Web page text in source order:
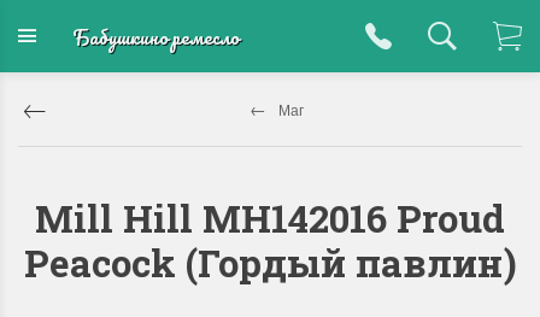
Бабушкино ремесло
Маг
Mill Hill MH142016 Proud
Peacock (Гордый павлин)